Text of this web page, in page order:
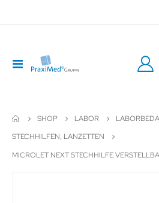
Navigation
umschalten
SHOP LABOR
STECHHILFEN, LANZETTEN
MICROLET NEXT STECHHILFE